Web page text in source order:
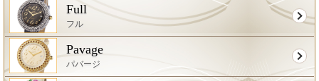
Full
フル
Pavage
パバージ